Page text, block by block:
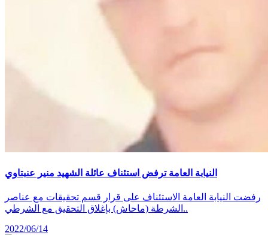
النيابة العامة ترفض استئناف عائلة الشهيد منير عنبتاوي
رفضت النيابة العامة الاستئناف على قرار قسم تحقيقات مع عناصر
الشرطة (ماحاش) بإغلاق التحقيق مع الشرطي..
2022/06/14